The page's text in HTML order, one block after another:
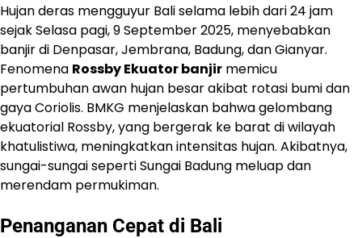
Hujan deras mengguyur Bali selama lebih dari 24 jam
sejak Selasa pagi, 9 September 2025, menyebabkan
banjir di Denpasar, Jembrana, Badung, dan Gianyar.
Fenomena Rossby Ekuator banjir memicu
pertumbuhan awan hujan besar akibat rotasi bumi dan
gaya Coriolis. BMKG menjelaskan bahwa gelombang
ekuatorial Rossby, yang bergerak ke barat di wilayah
khatulistiwa, meningkatkan intensitas hujan. Akibatnya,
sungai-sungai seperti Sungai Badung meluap dan
merendam permukiman.
Penanganan Cepat di Bali